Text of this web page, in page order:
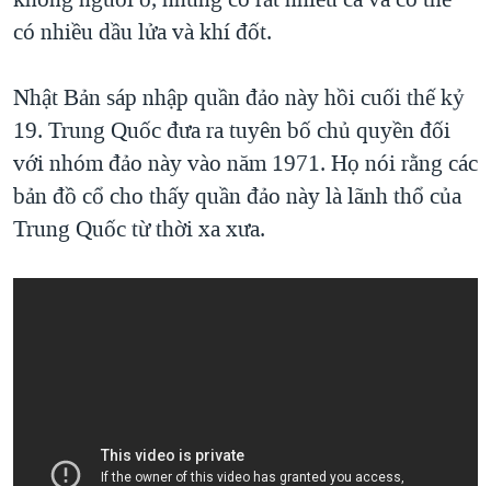
có nhiều dầu lửa và khí đốt.
Nhật Bản sáp nhập quần đảo này hồi cuối thế kỷ
19. Trung Quốc đưa ra tuyên bố chủ quyền đối
với nhóm đảo này vào năm 1971. Họ nói rằng các
bản đồ cổ cho thấy quần đảo này là lãnh thổ của
Trung Quốc từ thời xa xưa.